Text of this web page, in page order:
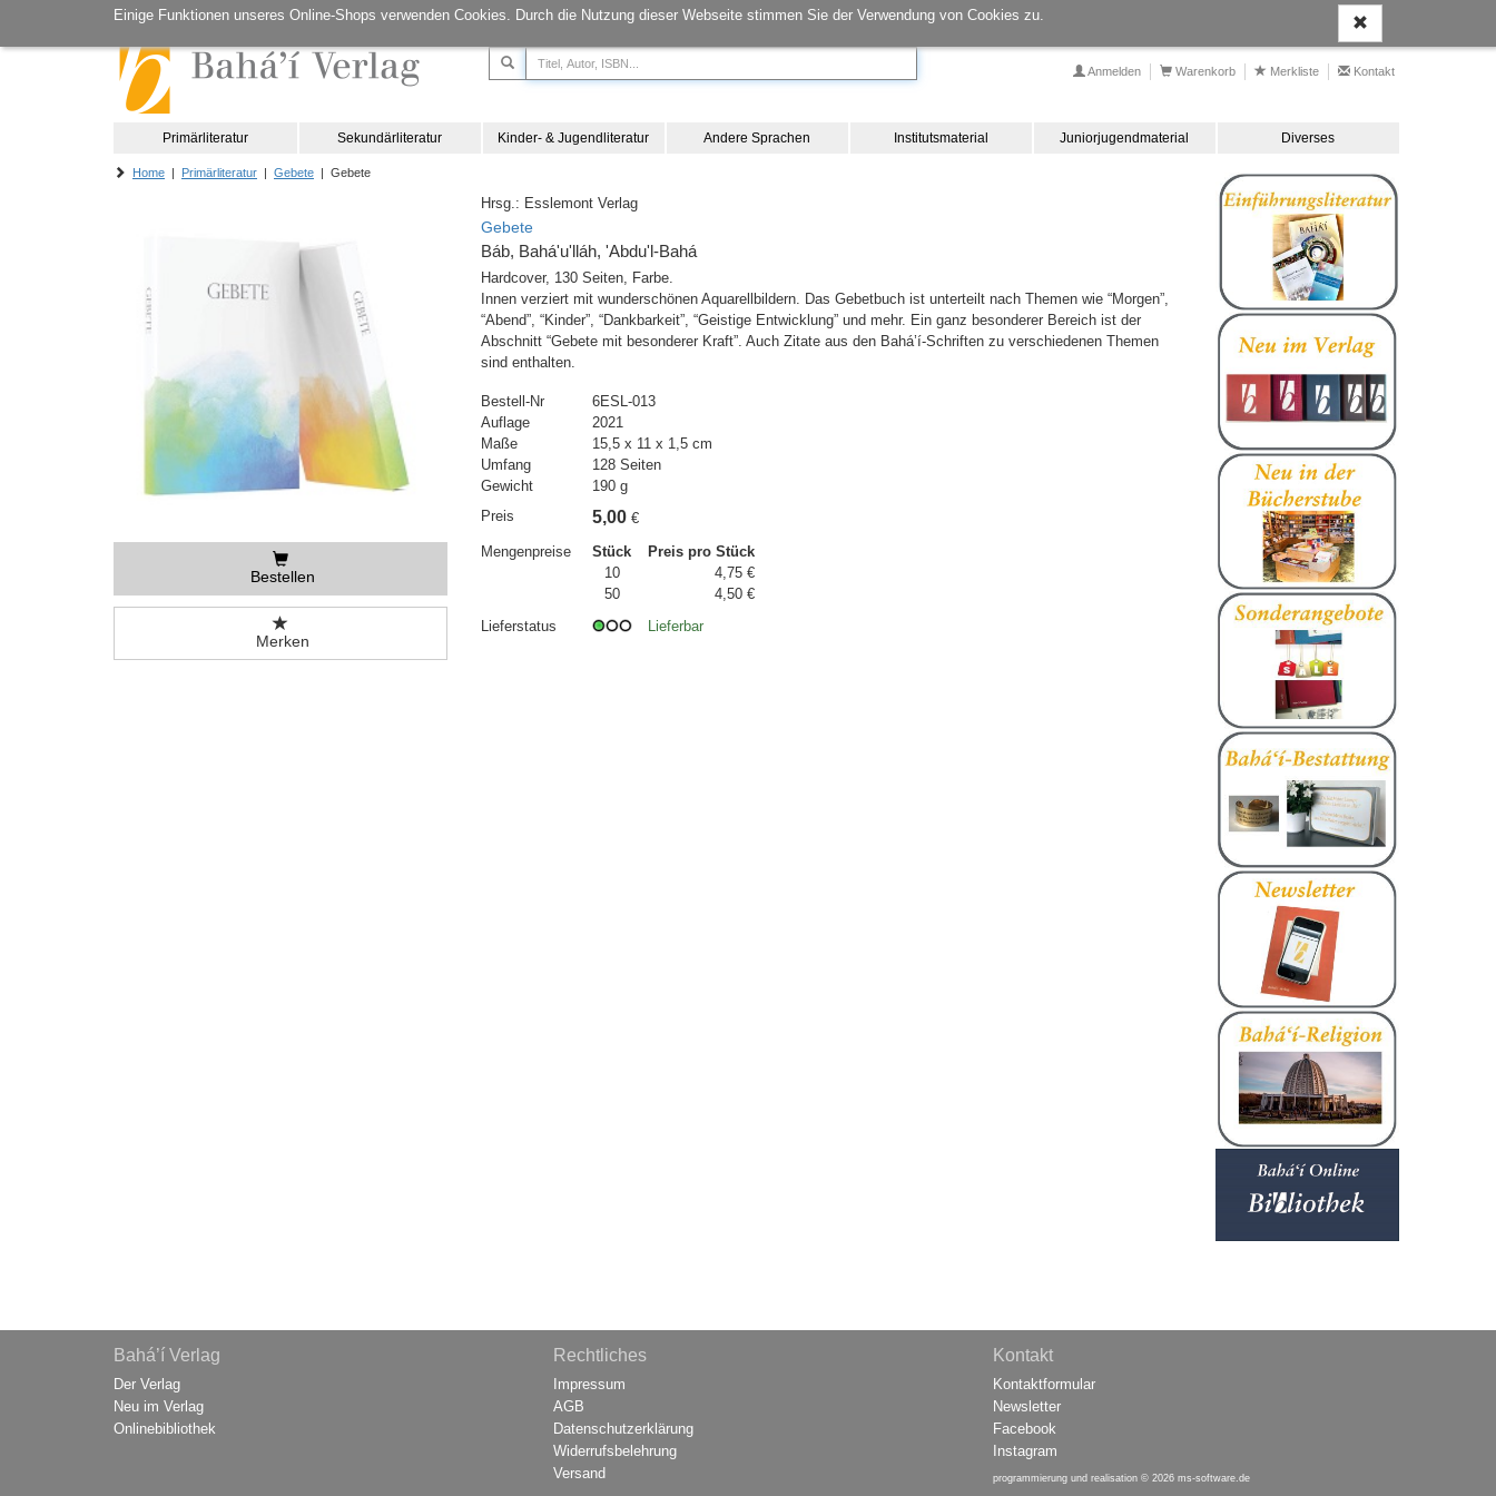
Einige Funktionen unseres Online-Shops verwenden Cookies. Durch die Nutzung dieser Webseite stimmen Sie der Verwendung von Cookies zu.
Anmelden Warenkorb Merkliste Kontakt
Primärliteratur Sekundärliteratur Kinder- & Jugendliteratur Andere Sprachen Institutsmaterial Juniorjugendmaterial Diverses
Home | Primärliteratur | Gebete | Gebete
Bestellen
Merken
Hrsg.: Esslemont Verlag
Gebete
Báb, Bahá'u'lláh, 'Abdu'l-Bahá
Hardcover, 130 Seiten, Farbe.
Innen verziert mit wunderschönen Aquarellbildern. Das Gebetbuch ist unterteilt nach Themen wie “Morgen”,
“Abend”, “Kinder”, “Dankbarkeit”, “Geistige Entwicklung” und mehr. Ein ganz besonderer Bereich ist der
Abschnitt “Gebete mit besonderer Kraft”. Auch Zitate aus den Bahá’í-Schriften zu verschiedenen Themen
sind enthalten.
Bestell-Nr
6ESL-013
Auflage
2021
Maße
15,5 x 11 x 1,5 cm
Umfang
128 Seiten
Gewicht
190 g
Preis
5,00 €
Mengenpreise
Stück
Preis pro Stück
10
4,75 €
50
4,50 €
Lieferstatus
Lieferbar
Bahá’í Verlag
Der Verlag
Neu im Verlag
Onlinebibliothek
Rechtliches
Impressum
AGB
Datenschutzerklärung
Widerrufsbelehrung
Versand
Kontakt
Kontaktformular
Newsletter
Facebook
Instagram
programmierung und realisation © 2026 ms-software.de